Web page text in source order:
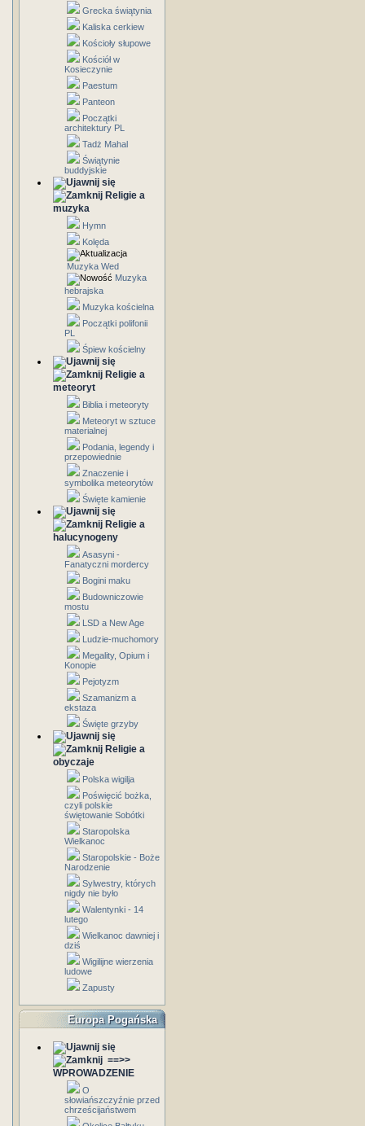
Grecka świątynia
Kaliska cerkiew
Kościoły słupowe
Kościół w
Kosieczynie
Paestum
Panteon
Początki
architektury PL
Tadż Mahal
Świątynie
buddyjskie
Religie a
muzyka
Hymn
Kolęda
Muzyka Wed
Muzyka
hebrajska
Muzyka kościelna
Początki polifonii
PL
Śpiew kościelny
Religie a
meteoryt
Biblia i meteoryty
Meteoryt w sztuce
materialnej
Podania, legendy i
przepowiednie
Znaczenie i
symbolika meteorytów
Święte kamienie
Religie a
halucynogeny
Asasyni -
Fanatyczni mordercy
Bogini maku
Budowniczowie
mostu
LSD a New Age
Ludzie-muchomory
Megality, Opium i
Konopie
Pejotyzm
Szamanizm a
ekstaza
Święte grzyby
Religie a
obyczaje
Polska wigilja
Poświęcić bożka,
czyli polskie
świętowanie Sobótki
Staropolska
Wielkanoc
Staropolskie - Boże
Narodzenie
Sylwestry, których
nigdy nie było
Walentynki - 14
lutego
Wielkanoc dawniej i
dziś
Wigilijne wierzenia
ludowe
Zapusty
Europa Pogańska
==>>
WPROWADZENIE
O
słowiańszczyźnie przed
chrześcijaństwem